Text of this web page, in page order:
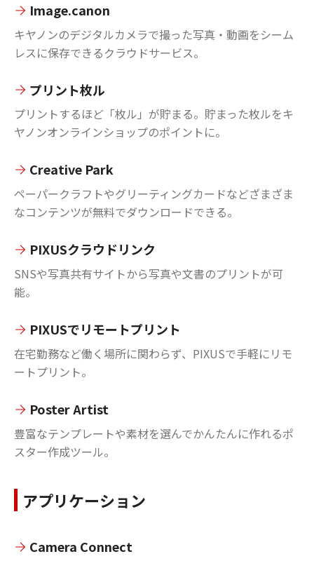
Image.canon
キヤノンのデジタルカメラで撮った写真・動画をシーム
レスに保存できるクラウドサービス。
プリント枚ル
プリントするほど「枚ル」が貯まる。貯まった枚ルをキ
ヤノンオンラインショップのポイントに。
Creative Park
ペーパークラフトやグリーティングカードなどざまざま
なコンテンツが無料でダウンロードできる。
PIXUSクラウドリンク
SNSや写真共有サイトから写真や文書のプリントが可
能。
PIXUSでリモートプリント
在宅勤務など働く場所に関わらず、PIXUSで手軽にリモ
ートプリント。
Poster Artist
豊富なテンプレートや素材を選んでかんたんに作れるポ
スター作成ツール。
アプリケーション
Camera Connect